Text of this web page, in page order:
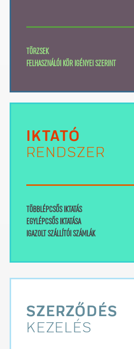
TÖRZSEK
FELHASZNÁLÓI KÖR IGÉNYEI SZERINT
IKTATÓ
RENDSZER
TÖBBLÉPCSŐS IKTATÁS
EGYLÉPCSŐS IKTATÁSA
IGAZOLT SZÁLLÍTÓI SZÁMLÁK
SZERZŐDÉS
KEZELÉS